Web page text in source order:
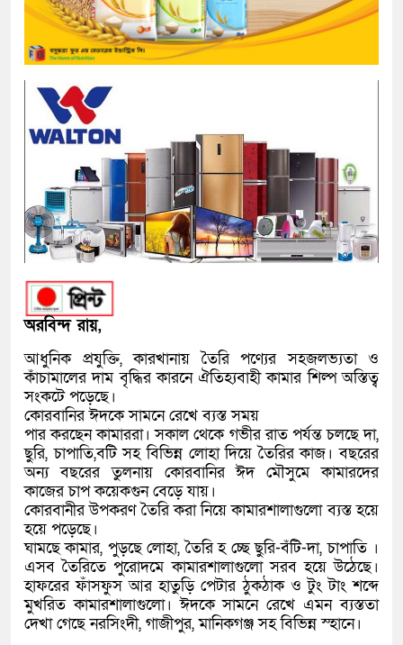
অরবিন্দ রায়,
আধুনিক প্রযুক্তি, কারখানায় তৈরি পণ্যের সহজলভ্যতা ও
কাঁচামালের দাম বৃদ্ধির কারনে ঐতিহ্যবাহী কামার শিল্প অস্তিত্ব
সংকটে পড়েছে।
কোরবানির ঈদকে সামনে রেখে ব্যস্ত সময়
পার করছেন কামাররা। সকাল থেকে গভীর রাত পর্যন্ত চলছে দা,
ছুরি, চাপাতি,বটি সহ বিভিন্ন লোহা দিয়ে তৈরির কাজ। বছরের
অন্য বছরের তুলনায় কোরবানির ঈদ মৌসুমে কামারদের
কাজের চাপ কয়েকগুন বেড়ে যায়।
কোরবানীর উপকরণ তৈরি করা নিয়ে কামারশালাগুলো ব্যস্ত হয়ে
হয়ে পড়েছে।
ঘামছে কামার, পুড়ছে লোহা, তৈরি হ চ্ছে ছুরি-বঁটি-দা, চাপাতি ।
এসব তৈরিতে পুরোদমে কামারশালাগুলো সরব হয়ে উঠেছে।
হাফরের ফাঁসফুস আর হাতুড়ি পেটার ঠুকঠাক ও টুং টাং শব্দে
মুখরিত কামারশালাগুলো। ঈদকে সামনে রেখে এমন ব্যস্ততা
দেখা গেছে নরসিংদী, গাজীপুর, মানিকগঞ্জ সহ বিভিন্ন স্হানে।